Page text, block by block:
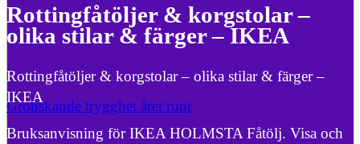
Grönskande trygghet året runt
Rottingfåtöljer & korgstolar –
olika stilar & färger – IKEA
Rottingfåtöljer & korgstolar – olika stilar & färger –
IKEA
Bruksanvisning för IKEA HOLMSTA Fåtölj. Visa och